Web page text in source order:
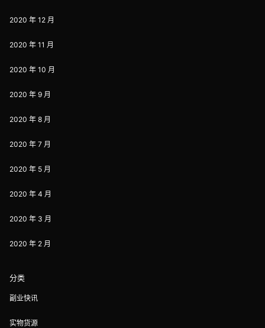
2020 年 12 月
2020 年 11 月
2020 年 10 月
2020 年 9 月
2020 年 8 月
2020 年 7 月
2020 年 5 月
2020 年 4 月
2020 年 3 月
2020 年 2 月
分类
副业快讯
实物货源